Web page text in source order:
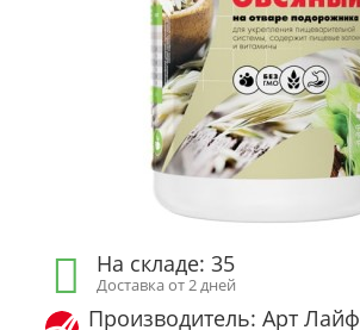
На складе: 35
Доставка от 2 дней
Производитель: Арт Лайф